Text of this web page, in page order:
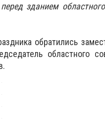
зданием
обратились
областного